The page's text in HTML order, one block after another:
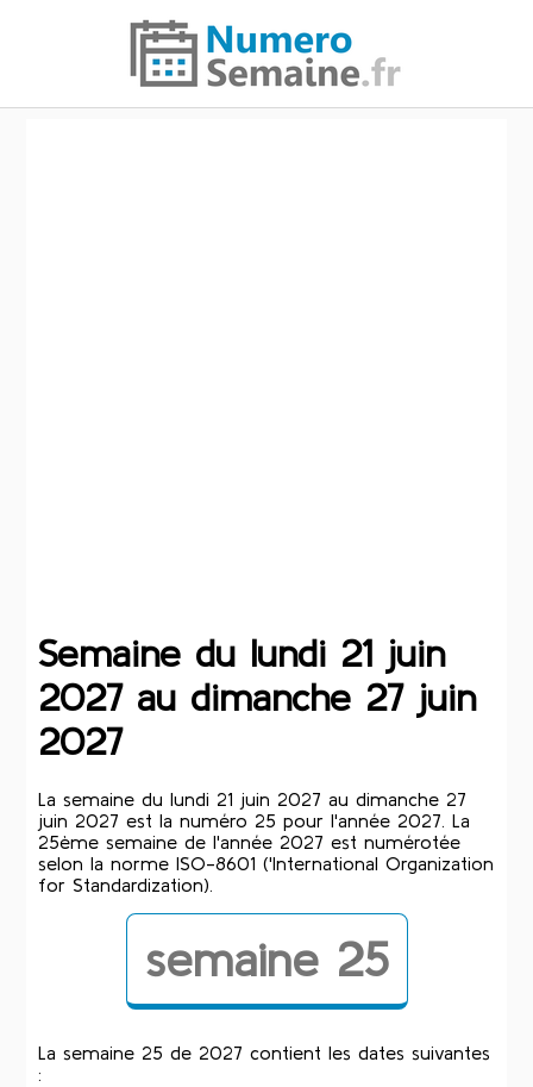
Semaine du lundi 21 juin
2027 au dimanche 27 juin
2027
La semaine du lundi 21 juin 2027 au dimanche 27
juin 2027 est la numéro 25 pour l'année 2027. La
25ème semaine de l'année 2027 est numérotée
selon la norme ISO-8601 ('International Organization
for Standardization).
semaine 25
La semaine 25 de 2027 contient les dates suivantes
: